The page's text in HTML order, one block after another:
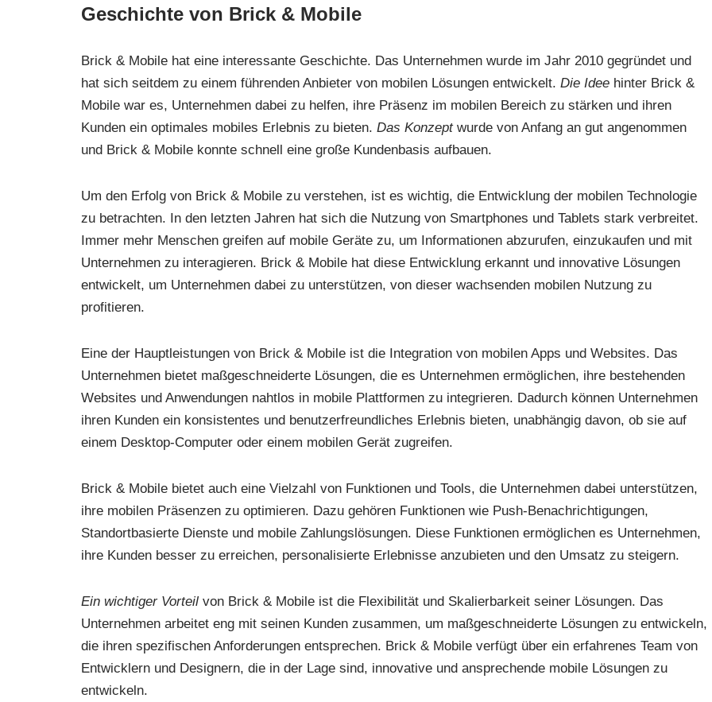
Geschichte von Brick & Mobile
Brick & Mobile hat eine interessante Geschichte. Das Unternehmen wurde im Jahr 2010 gegründet und
hat sich seitdem zu einem führenden Anbieter von mobilen Lösungen entwickelt. Die Idee hinter Brick &
Mobile war es, Unternehmen dabei zu helfen, ihre Präsenz im mobilen Bereich zu stärken und ihren
Kunden ein optimales mobiles Erlebnis zu bieten. Das Konzeptwurde von Anfang an gut angenommen
und Brick & Mobile konnte schnell eine große Kundenbasis aufbauen.
Um den Erfolg von Brick & Mobile zu verstehen, ist es wichtig, die Entwicklung der mobilen Technologie
zu betrachten. In den letzten Jahren hat sich die Nutzung von Smartphones und Tablets stark verbreitet.
Immer mehr Menschen greifen auf mobile Geräte zu, um Informationen abzurufen, einzukaufen und mit
Unternehmen zu interagieren. Brick & Mobile hat diese Entwicklung erkannt und innovative Lösungen
entwickelt, um Unternehmen dabei zu unterstützen, von dieser wachsenden mobilen Nutzung zu
profitieren.
Eine der Hauptleistungen von Brick & Mobile ist die Integration von mobilen Apps und Websites. Das
Unternehmen bietet maßgeschneiderte Lösungen, die es Unternehmen ermöglichen, ihre bestehenden
Websites und Anwendungen nahtlos in mobile Plattformen zu integrieren. Dadurch können Unternehmen
ihren Kunden ein konsistentes und benutzerfreundliches Erlebnis bieten, unabhängig davon, ob sie auf
einem Desktop-Computer oder einem mobilen Gerät zugreifen.
Brick & Mobile bietet auch eine Vielzahl von Funktionen und Tools, die Unternehmen dabei unterstützen,
ihre mobilen Präsenzen zu optimieren. Dazu gehören Funktionen wie Push-Benachrichtigungen,
Standortbasierte Dienste und mobile Zahlungslösungen. Diese Funktionen ermöglichen es Unternehmen,
ihre Kunden besser zu erreichen, personalisierte Erlebnisse anzubieten und den Umsatz zu steigern.
Ein wichtiger Vorteil von Brick & Mobile ist die Flexibilität und Skalierbarkeit seiner Lösungen. Das
Unternehmen arbeitet eng mit seinen Kunden zusammen, um maßgeschneiderte Lösungen zu entwickeln,
die ihren spezifischen Anforderungen entsprechen. Brick & Mobile verfügt über ein erfahrenes Team von
Entwicklern und Designern, die in der Lage sind, innovative und ansprechende mobile Lösungen zu
entwickeln.